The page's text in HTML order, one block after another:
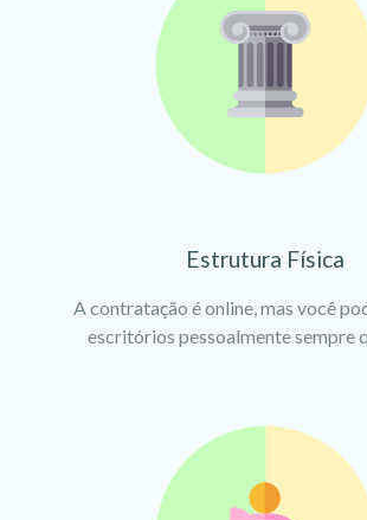
Estrutura Física
A contratação é online, mas você
escritórios pessoalmente sempre